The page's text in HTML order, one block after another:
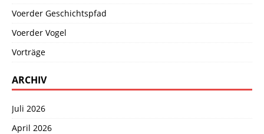
Voerder Geschichtspfad
Voerder Vogel
Vorträge
ARCHIV
Juli 2026
April 2026